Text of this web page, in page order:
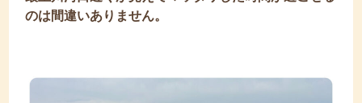
のは間違いありません。